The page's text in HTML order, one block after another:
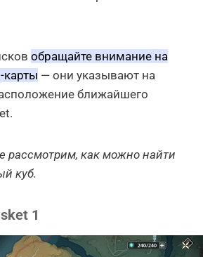
обращайте внимание на
карты — они указывают на
ближайшего
рассмотрим, как можно найти
куб.
1